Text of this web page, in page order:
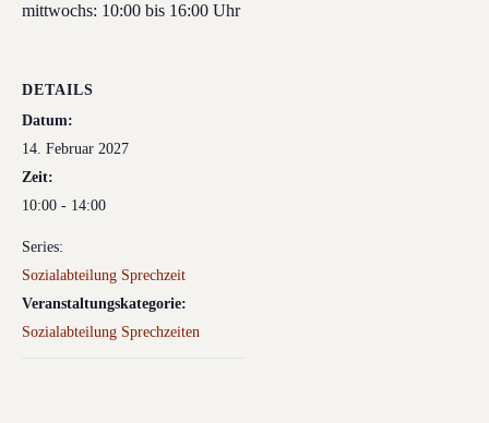
mittwochs: 10:00 bis 16:00 Uhr
DETAILS
Datum:
14. Februar 2027
Zeit:
10:00 - 14:00
Series:
Sozialabteilung Sprechzeit
Veranstaltungskategorie:
Sozialabteilung Sprechzeiten